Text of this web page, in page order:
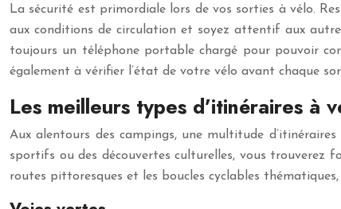
La sécurité est primordiale lors de vos sorties à vélo.
aux conditions de circulation et soyez attentif aux
toujours un téléphone portable chargé pour pouvoir
également à vérifier l’état de votre vélo avant chaque
Les meilleurs types d’itinéraires à
Aux alentours des campings, une multitude
sportifs ou des découvertes culturelles, vous trouverez
routes pittoresques et les boucles cyclables